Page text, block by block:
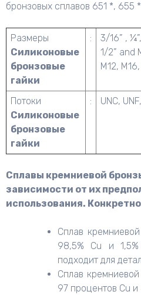
бронзовых сплавов 651 *, 655
Размеры
Силиконовые
бронзовые
гайки
:
3/16” ,
1/2” and
M12,
Потоки
Силиконовые
бронзовые
гайки
: UNC,
Сплавы кремниевой
зависимости от их
использования.
Сплав
98,5% Cu и
подходит для
Сплав
97 процентов Cu